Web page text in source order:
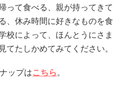
って食べる、親が持ってきて
、休み時間に好きなものを食
によって、ほんとうにさま
てたしかめてみてください。
ップはこちら。